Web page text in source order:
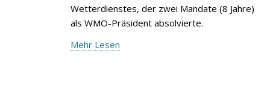
Wetterdienstes, der zwei Mandate (8 Jahre)
als WMO-Präsident absolvierte.
Mehr Lesen